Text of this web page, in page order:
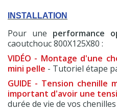
INSTALLATION
Pour une performance
caoutchouc 800X125X80 :
VIDÉO - Montage d'une
mini pelle - Tutoriel étape
GUIDE - Tension
important d'avoir une
durée de vie de vos chenilles